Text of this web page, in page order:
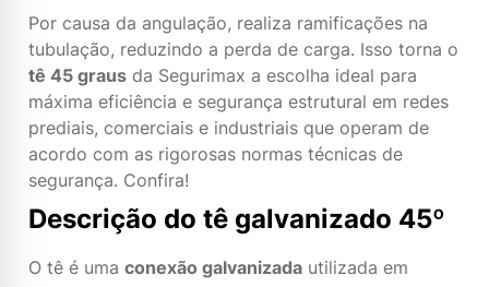
Por causa da angulação, realiza ramificações na
tubulação, reduzindo a perda de carga. Isso torna o
tê 45 graus da Segurimax a escolha ideal para
máxima eficiência e segurança estrutural em redes
prediais, comerciais e industriais que operam de
acordo com as rigorosas normas técnicas de
segurança. Confira!
Descrição do tê galvanizado 45º
O tê é uma conexão galvanizada utilizada em